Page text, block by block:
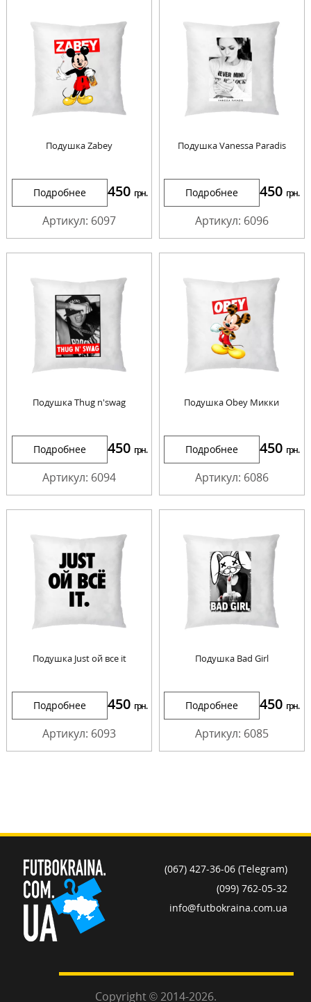
Подушка Zabey
Подробнее 450 грн.
Артикул: 6097
Подушка Vanessa Paradis
Подробнее 450 грн.
Артикул: 6096
Подушка Thug n'swag
Подробнее 450 грн.
Артикул: 6094
Подушка Obey Микки
Подробнее 450 грн.
Артикул: 6086
Подушка Just ой все it
Подробнее 450 грн.
Артикул: 6093
Подушка Bad Girl
Подробнее 450 грн.
Артикул: 6085
(067) 427-36-06 (Telegram)
(099) 762-05-32
info@futbokraina.com.ua
Copyright © 2014-2026.